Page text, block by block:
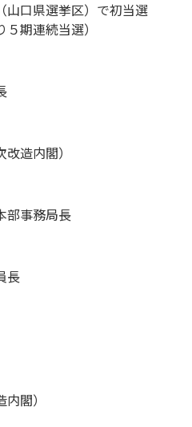
山口県選挙区）で初当選
期連続当選）
造内閣）
部事務局長
長
閣）